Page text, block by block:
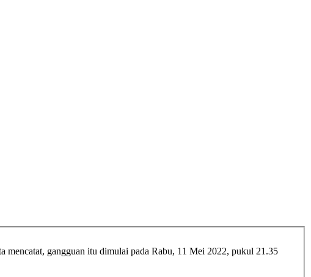
mencatat, gangguan itu dimulai pada Rabu, 11 Mei 2022, pukul 21.35